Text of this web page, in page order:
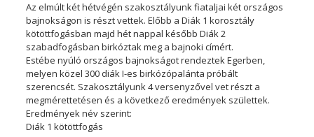
Az elmúlt két hétvégén szakosztályunk fiataljai két országos
bajnokságon is részt vettek. Előbb a Diák 1 korosztály
kötöttfogásban majd hét nappal később Diák 2
szabadfogásban birkóztak meg a bajnoki címért.
Estébe nyúló országos bajnokságot rendeztek Egerben,
melyen közel 300 diák I-es birkózópalánta próbált
szerencsét. Szakosztályunk 4 versenyzővel vet részt a
megmérettetésen és a következő eredmények születtek.
Eredmények név szerint:
Diák 1 kötöttfogás